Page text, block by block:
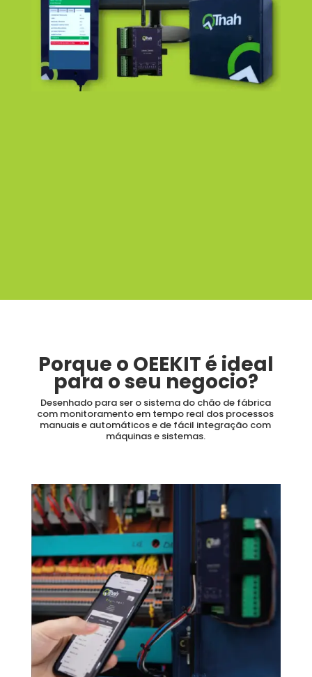
Porque o OEEKIT é ideal
para o seu negocio?
Desenhado para ser o sistema do chão de fábrica
com monitoramento em tempo real dos processos
manuais e automáticos e de fácil integração com
máquinas e sistemas.